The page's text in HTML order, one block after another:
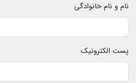
نام و نام خانوادگی
پست الکترونیک